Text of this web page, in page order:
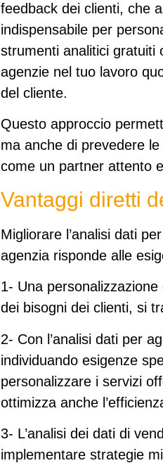
feedback dei clienti, che
indispensabile per
strumenti analitici gratuiti
agenzie nel tuo lavoro
del cliente.
Questo approccio
ma anche di prevedere
come un partner attento
Vantaggi diretti
Migliorare l’analisi dati
agenzia risponde alle
1- Una personalizzazione
dei bisogni dei clienti, si
2- Con l’analisi dati per
individuando esigenze
personalizzare i servizi
ottimizza anche
3- L’analisi dei dati di
implementare strategie